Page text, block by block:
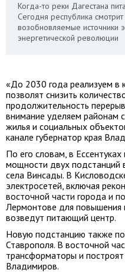
Когда-то реки Дагестана
Сегодня республика
возобновляемые источники
энергетической революции
«До 2030 года реализуем в
позволят снизить
продолжительность
внимание уделяем районам
жилья и социальных
канале губернатор края
По его словам, в Ессентуках
мощности двух подстанций
села Винсады. В
электросетей, включая
восточной части города и
Лермонтове для повышения
возведут питающий центр.
Новую подстанцию также
Ставрополя. В восточной
трансформаторы и
Владимиров.